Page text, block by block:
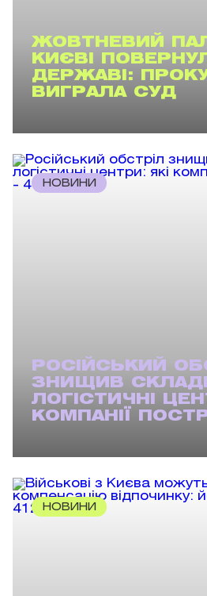
ЖОВТНЕВИЙ
КИЄВІ
ДЕРЖАВІ:
ВИГРАЛА СУД
НОВИНИ
РОСІЙСЬКИЙ
ЗНИЩИВ
ЛОГІСТИЧНІ
КОМПАНІЇ
НОВИНИ